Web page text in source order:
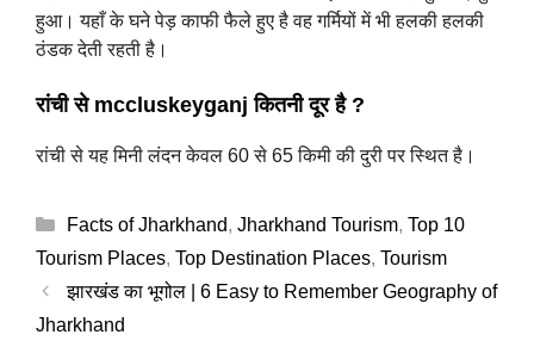
हुआ। यहाँ के घने पेड़ काफी फैले हुए है वह गर्मियों में भी हलकी हलकी
ठंडक देती रहती है।
रांची से mccluskeyganj कितनी दूर है ?
रांची से यह मिनी लंदन केवल 60 से 65 किमी की दुरी पर स्थित है।
Categories
Facts of Jharkhand, Jharkhand Tourism, Top 10
Tourism Places, Top Destination Places, Tourism
झारखंड का भूगोल | 6 Easy to Remember Geography of
Jharkhand